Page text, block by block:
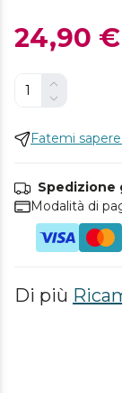
24,90 €
Fatemi
Spedizione
Modalità di
Di più